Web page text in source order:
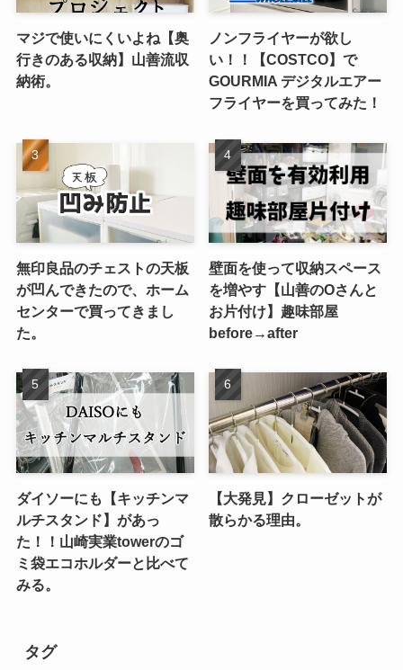
マジで使いにくいよね【奥
行きのある収納】山善流収
納術。
ノンフライヤーが欲し
い！！【COSTCO】で
GOURMIA デジタルエアー
フライヤーを買ってみた！
無印良品のチェストの天板
が凹んできたので、ホーム
センターで買ってきまし
た。
壁面を使って収納スペース
を増やす【山善のOさんと
お片付け】趣味部屋
before→after
ダイソーにも【キッチンマ
ルチスタンド】があっ
た！！山崎実業towerのゴ
ミ袋エコホルダーと比べて
みる。
【大発見】クローゼットが
散らかる理由。
タグ